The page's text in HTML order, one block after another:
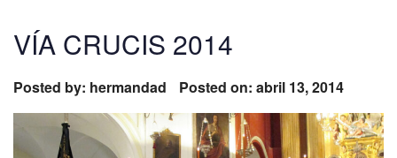
VÍA CRUCIS 2014
Posted by: hermandad Posted on: abril 13, 2014